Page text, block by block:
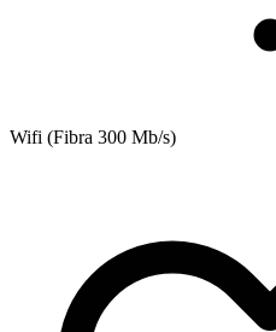
Wifi (Fibra 300 Mb/s)